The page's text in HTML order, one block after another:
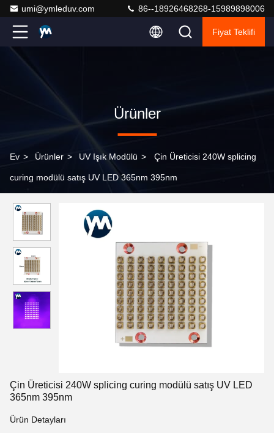
umi@ymleduv.com 86--18926468268-15989898006
Fiyat Teklifi
Ürünler
Ev > Ürünler > UV Işık Modülü > Çin Üreticisi 240W splicing
curing modülü satış UV LED 365nm 395nm
Çin Üreticisi 240W splicing curing modülü satış UV LED
365nm 395nm
Ürün Detayları